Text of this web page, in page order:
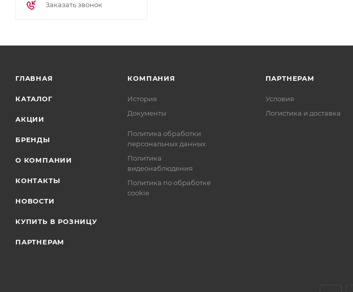
Заказать звонок
ГЛАВНАЯ
КАТАЛОГ
АКЦИИ
БРЕНДЫ
О КОМПАНИИ
КОНТАКТЫ
НОВОСТИ
КУПИТЬ В РОЗНИЦУ
ПАРТНЕРАМ
КОМПАНИЯ
История
Документы
Политика обработки
персональных данных
Политика
видеонаблюдения
Политика по обработке
cookie
ПАРТНЕРАМ
Условия
Логистика и доставка